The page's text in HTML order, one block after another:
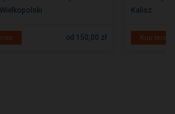
od 150,00 zł
Kalisz
Kup teraz